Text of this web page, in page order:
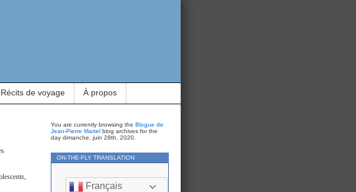
Récits de voyage À propos
You are currently browsing the Blogue de
Jean-Pierre Martel blog archives for the
day dimanche, juin 28th, 2020.
ON-THE-FLY TRANSLATION
Français